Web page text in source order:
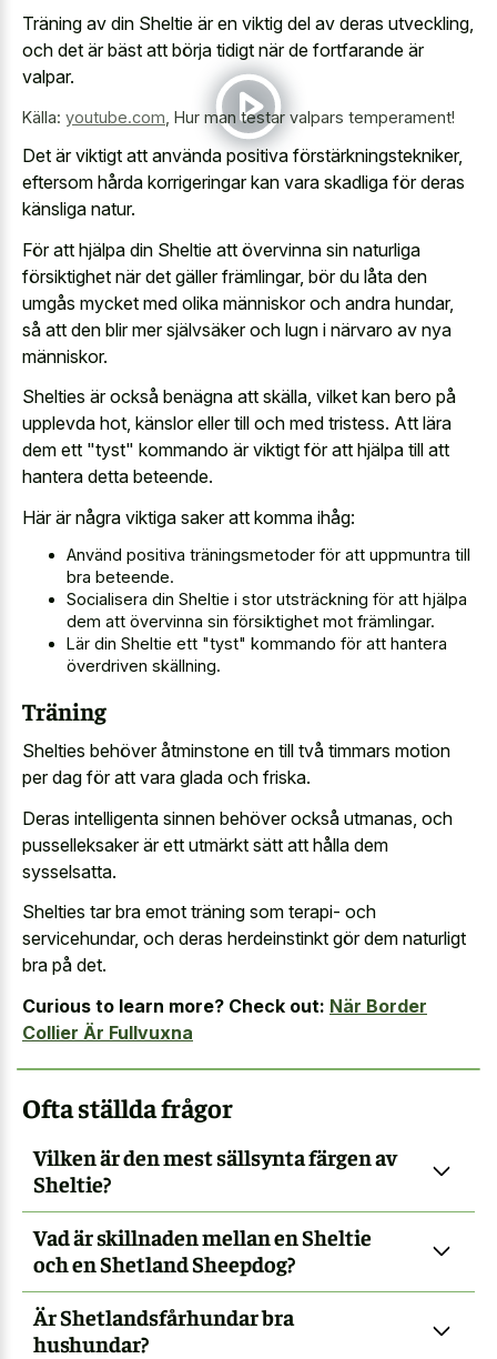
Träning av din Sheltie är en viktig del av deras utveckling,
och det är bäst att börja tidigt när de fortfarande är
valpar.
Källa: youtube.com Hur man testar valpars temperament!
Det är viktigt att använda positiva förstärkningstekniker,
eftersom hårda korrigeringar kan vara skadliga för deras
känsliga natur.
För att hjälpa din Sheltie att övervinna sin naturliga
försiktighet när det gäller främlingar, bör du låta den
umgås mycket med olika människor och andra hundar,
så att den blir mer självsäker och lugn i närvaro av nya
människor.
Shelties är också benägna att skälla, vilket kan bero på
upplevda hot, känslor eller till och med tristess. Att lära
dem ett "tyst" kommando är viktigt för att hjälpa till att
hantera detta beteende.
Här är några viktiga saker att komma ihåg:
Använd positiva träningsmetoder för att uppmuntra till
bra beteende.
Socialisera din Sheltie i stor utsträckning för att hjälpa
dem att övervinna sin försiktighet mot främlingar.
Lär din Sheltie ett "tyst" kommando för att hantera
överdriven skällning.
Träning
Shelties behöver åtminstone en till två timmars motion
per dag för att vara glada och friska.
Deras intelligenta sinnen behöver också utmanas, och
pusselleksaker är ett utmärkt sätt att hålla dem
sysselsatta.
Shelties tar bra emot träning som terapi- och
servicehundar, och deras herdeinstinkt gör dem naturligt
bra på det.
Curious to learn more? Check out: När Border
Collier Är Fullvuxna
Ofta ställda frågor
Vilken är den mest sällsynta färgen av
Sheltie?
Vad är skillnaden mellan en Sheltie
och en Shetland Sheepdog?
Är Shetlandsfårhundar bra
hushundar?